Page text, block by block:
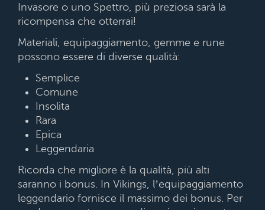
Invasore o uno Spettro, più preziosa sarà la
ricompensa che otterrai!
Materiali, equipaggiamento, gemme e rune
possono essere di diverse qualità:
Semplice
Comune
Insolita
Rara
Epica
Leggendaria
Ricorda che migliore è la qualità, più alti
saranno i bonus. In Vikings, l’equipaggiamento
leggendario fornisce il massimo dei bonus. Per